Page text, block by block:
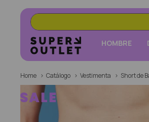
HOMBRE
Home Catálogo Vestimenta Short de